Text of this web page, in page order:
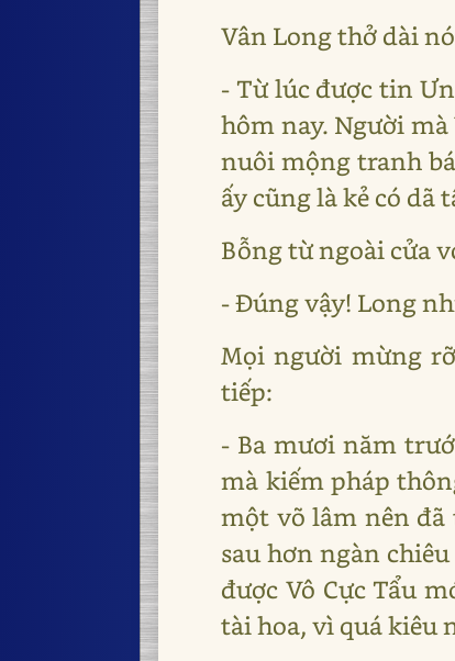
Vân Long thở dài
- Từ lúc được tin
hôm nay. Người
nuôi mộng tranh
ấy cũng là kẻ có dã
Bỗng từ ngoài cửa
- Đúng vậy! Long
Mọi người mừng
tiếp:
- Ba mươi năm
mà kiếm pháp
một võ lâm nên đã
sau hơn ngàn
được Vô Cực Tẩu
tài hoa, vì quá kiêu